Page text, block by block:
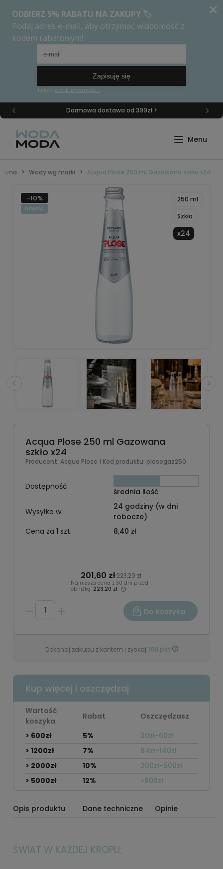
Darmowa dostawa od 399zł >
Wody wg marki Acqua Plose 250 ml Gazowana szkło x24
250 ml
Szkło
x24
-10%
nowość
Acqua Plose 250 ml Gazowana
szkło x24
Producent: Acqua Plose | Kod produktu: plosegaz250
Dostępność:
średnia ilość
Wysyłka w:
24 godziny (w dni
robocze)
Cena za 1 szt.
8,40 zł
201,60 zł223,20 zł
Najniższa cena z 30 dni przed
obniżką: 223,20 zł
Do koszyka
Dokonaj zakupu z kontem i zyskaj 100 pkt
Kup więcej i oszczędzaj
Wartość
koszyka
Rabat
Oszczędzasz
> 600zł
5%
30zł-60zł
> 1200zł
7%
84zł-140zł
> 2000zł
10%
200zł-500zł
> 5000zł
12% >600zł
Opis produktu Dane techniczne Opinie
ŚWIAT W KAŻDEJ KROPLI: